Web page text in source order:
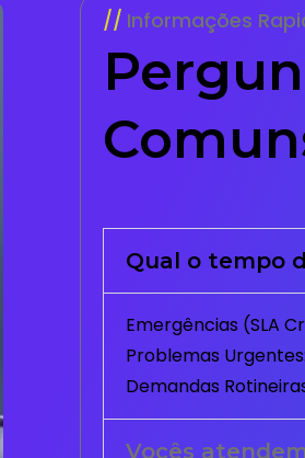
Informações
Qual o tempo
Emergências (SLA
Problemas
Demandas
Vocês